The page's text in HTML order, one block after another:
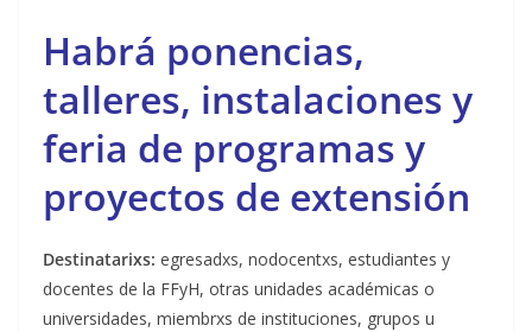
Habrá ponencias,
talleres, instalaciones y
feria de programas y
proyectos de extensión
Destinatarixs: egresadxs, nodocentxs, estudiantes y
docentes de la FFyH, otras unidades académicas o
universidades, miembrxs de instituciones, grupos u